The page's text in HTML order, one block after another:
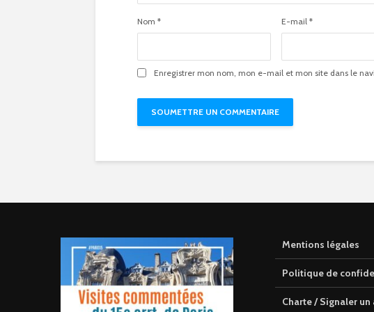
Nom * E-mail *
Enregistrer mon nom, mon e-mail et mon site dans le
Mentions légales
Politique de
Charte / Signaler un